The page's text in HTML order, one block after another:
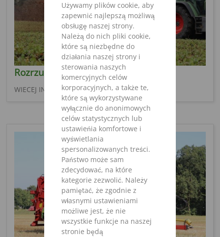
Używamy plików cookie, aby
zapewnić najlepszą możliwą
obsługę naszej strony.
Należą do nich pliki cookie,
które są niezbędne do
działania naszej strony i
sterowania naszych
komercyjnych celów
korporacyjnych, a także te,
które są wykorzystywane
wyłącznie do anonimowych
celów statystycznych lub
ustawieńia komfortowe i
wyświetlania
spersonalizowanych treści.
Państwo może sam
zdecydować, na które
kategorie zezwolić. Należy
pamiętać, że zgodnie z
własnymi ustawieniami
możliwe jest, że nie
wszystkie funkcje na naszej
stronie będą
Rozrzutnik obornika CS
WIECEJ INFORMACJI